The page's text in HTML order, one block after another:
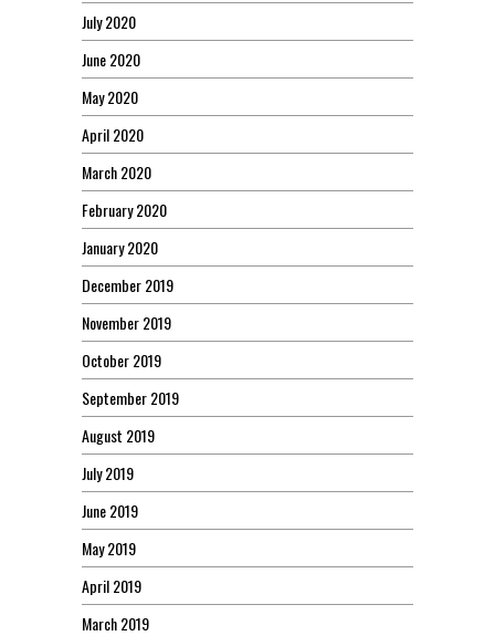
July 2020
June 2020
May 2020
April 2020
March 2020
February 2020
January 2020
December 2019
November 2019
October 2019
September 2019
August 2019
July 2019
June 2019
May 2019
April 2019
March 2019